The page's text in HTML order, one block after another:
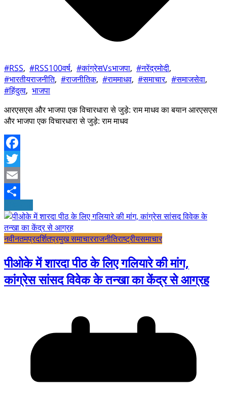
#RSS, #RSS100वर्ष, #कांग्रेसVsभाजपा, #नरेंद्रमोदी,
#भारतीयराजनीति, #राजनीतिक, #राममाधव, #समाचार, #समाजसेवा,
#हिंदुत्व, भाजपा
आरएसएस और भाजपा एक विचारधारा से जुड़े: राम माधव का बयान आरएसएस
और भाजपा एक विचारधारा से जुड़े: राम माधव
Facebook
Twitter
Email
नवीनतमप्रदर्शितप्रमुख समाचारराजनीतिराष्ट्रीयसमाचार
पीओके में शारदा पीठ के लिए गलियारे की मांग,
कांग्रेस सांसद विवेक के तन्खा का केंद्र से आग्रह